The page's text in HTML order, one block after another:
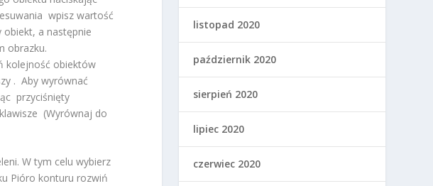
wpisz wartość
a następnie
obrazku.
kolejność obiektów
. Aby wyrównać
przyciśnięty
(Wyrównaj do
W tym celu wybierz
Pióro konturu rozwiń
listopad 2020
październik 2020
sierpień 2020
lipiec 2020
czerwiec 2020